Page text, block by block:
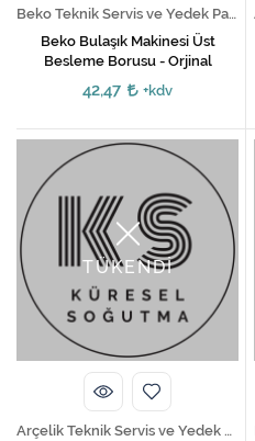
Beko Teknik Servis ve Yedek Parça Hizmetleri
Beko Bulaşık Makinesi Üst
Besleme Borusu - Orjinal
42,47 +kdv
TÜKENDİ
Arçelik Teknik Servis ve Yedek Parça Hizmetleri